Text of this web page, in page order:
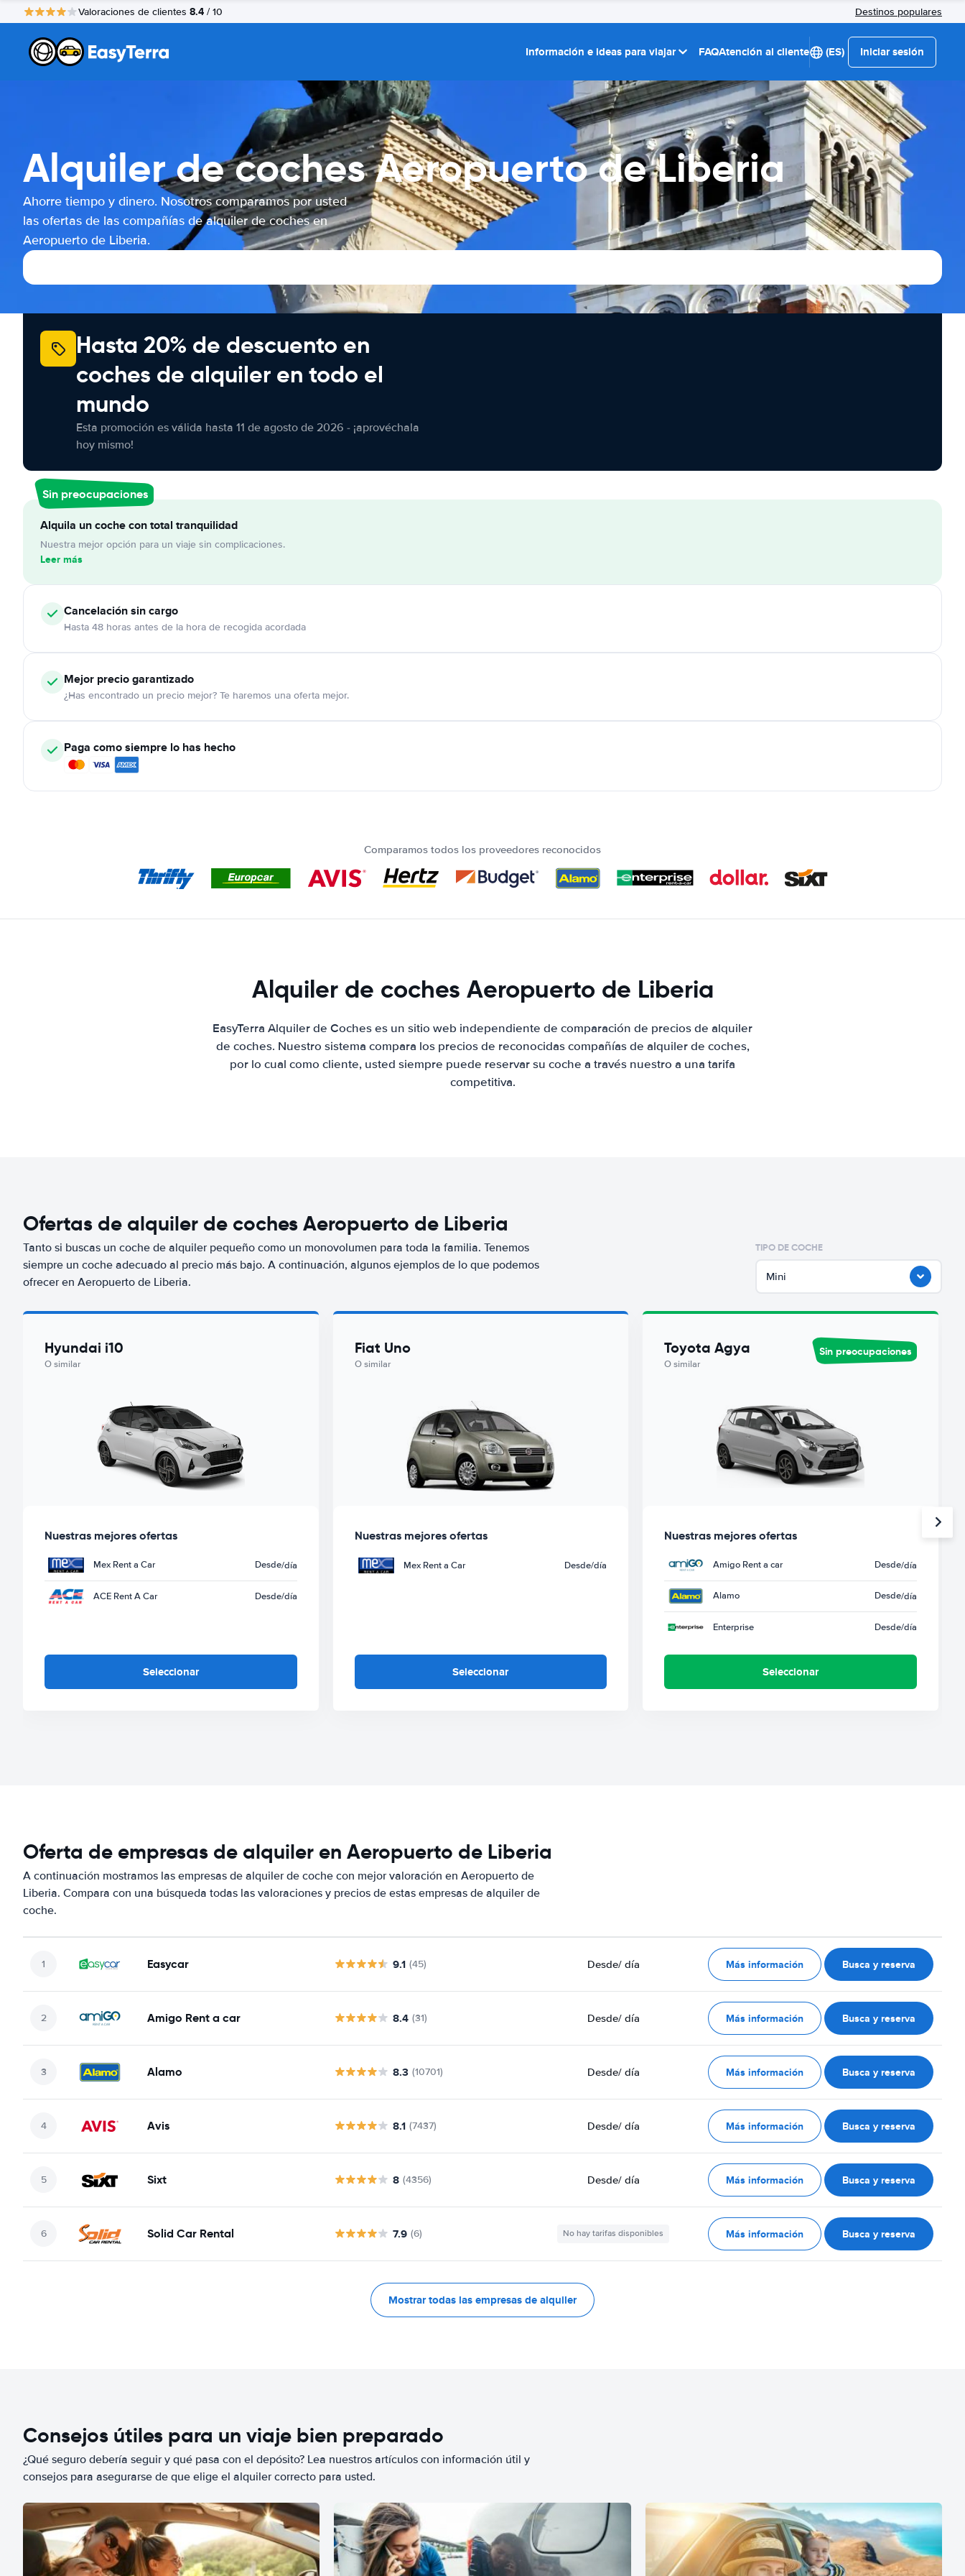
Valoraciones de clientes 8.4 / 10 Destinos populares
Información e ideas para viajar FAQAtención al cliente (ES) Iniciar sesión
Alquiler de coches Aeropuerto de Liberia
Ahorre tiempo y dinero. Nosotros comparamos por usted
las ofertas de las compañías de alquiler de coches en
Aeropuerto de Liberia.
Hasta 20% de descuento en
coches de alquiler en todo el
mundo
Esta promoción es válida hasta 11 de agosto de 2026 - ¡aprovéchala
hoy mismo!
Sin preocupaciones
Alquila un coche con total tranquilidad
Nuestra mejor opción para un viaje sin complicaciones.
Leer más
Cancelaciónsin cargo
Hasta 48 horas antes de la hora de recogida acordada
Mejor precio garantizado
¿Has encontrado un precio mejor? Te haremos una oferta mejor.
Paga como siempre lo has hecho
Comparamos todos los proveedores reconocidos
Alquiler de coches Aeropuerto de Liberia
EasyTerra Alquiler de Coches es un sitio web independiente de comparación de precios de alquiler
de coches. Nuestro sistema compara los precios de reconocidas compañías de alquiler de coches,
por lo cual como cliente, usted siempre puede reservar su coche a través nuestro a una tarifa
competitiva.
Ofertas de alquiler de coches Aeropuerto de Liberia
Tanto si buscas un coche de alquiler pequeño como un monovolumen para toda la familia. Tenemos
siempre un coche adecuado al precio más bajo. A continuación, algunos ejemplos de lo que podemos
ofrecer en Aeropuerto de Liberia.
TIPO DE COCHE
Mini
Hyundai i10
O similar
Nuestras mejores ofertas
Mex Rent a Car Desde/día
ACE Rent A Car Desde/día
Seleccionar
Fiat Uno
O similar
Nuestras mejores ofertas
Mex Rent a Car Desde/día
Seleccionar
Toyota Agya
O similar
Sin preocupaciones
Nuestras mejores ofertas
Amigo Rent a car Desde/día
Alamo Desde/día
Enterprise Desde/día
Seleccionar
Oferta de empresas de alquiler en Aeropuerto de Liberia
A continuación mostramos las empresas de alquiler de coche con mejor valoración en Aeropuerto de
Liberia. Compara con una búsqueda todas las valoraciones y precios de estas empresas de alquiler de
coche.
Easycar 9.1 (45) Desde/ día Más información Busca y reserva
Amigo Rent a car 8.4 (31) Desde/ día Más información Busca y reserva
Alamo 8.3 (10701) Desde/ día Más información Busca y reserva
Avis 8.1 (7437) Desde/ día Más información Busca y reserva
Sixt 8 (4356) Desde/ día Más información Busca y reserva
Solid Car Rental 7.9 (6) No hay tarifas disponibles Más información Busca y reserva
Mostrar todas las empresas de alquiler
Consejos útiles para un viaje bien preparado
¿Qué seguro debería seguir y qué pasa con el depósito? Lea nuestros artículos con información útil y
consejos para asegurarse de que elige el alquiler correcto para usted.